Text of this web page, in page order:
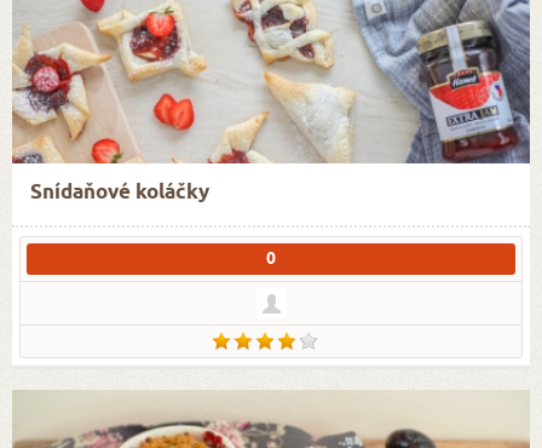
Snídaňové koláčky
0